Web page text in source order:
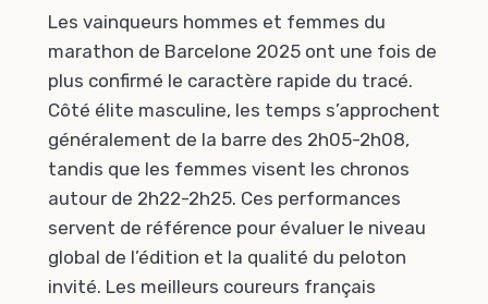
Les vainqueurs hommes et femmes du
marathon de Barcelone 2025 ont une fois de
plus confirmé le caractère rapide du tracé.
Côté élite masculine, les temps s’approchent
généralement de la barre des 2h05-2h08,
tandis que les femmes visent les chronos
autour de 2h22-2h25. Ces performances
servent de référence pour évaluer le niveau
global de l’édition et la qualité du peloton
invité. Les meilleurs coureurs français